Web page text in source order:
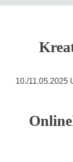
10./11.05.2025